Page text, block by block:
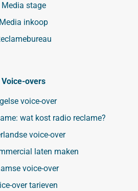
Media stage
Media inkoop
Voice-overs
voice-over
wat kost radio reclame?
voice-over
laten maken
voice-over
over tarieven